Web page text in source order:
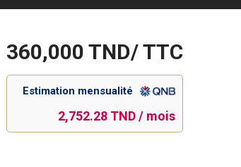
360,000 TND/ TTC
Estimation mensualité
2,752.28 TND / mois